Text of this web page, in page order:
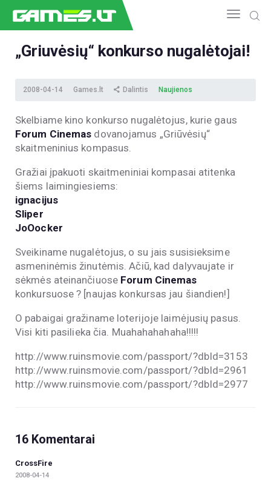
GAMEDEV
GELEŽIS
VIDEO
ŽAIDIMAI
„Griuvėsių“ konkurso nugalėtojai!
2008-04-14 Games.lt Dalintis Naujienos
Skelbiame kino konkurso nugalėtojus, kurie gaus
Forum Cinemas dovanojamus „Griūvėsių“
skaitmeninius kompasus.
Gražiai įpakuoti skaitmeniniai kompasai atitenka
šiems laimingiesiems:
ignacijus
Sliper
JoOocker
Sveikiname nugalėtojus, o su jais susisieksime
asmeninėmis žinutėmis. Ačiū, kad dalyvaujate ir
sėkmės ateinančiuose Forum Cinemas
konkursuose ? [naujas konkursas jau šiandien!]
O pabaigai gražiname loterijoje laimėjusių pasus.
Visi kiti pasilieka čia. Muahahahahaha!!!!!
http://www.ruinsmovie.com/passport/?dbId=3153
http://www.ruinsmovie.com/passport/?dbId=2961
http://www.ruinsmovie.com/passport/?dbId=2977
16 Komentarai
CrossFire
2008-04-14